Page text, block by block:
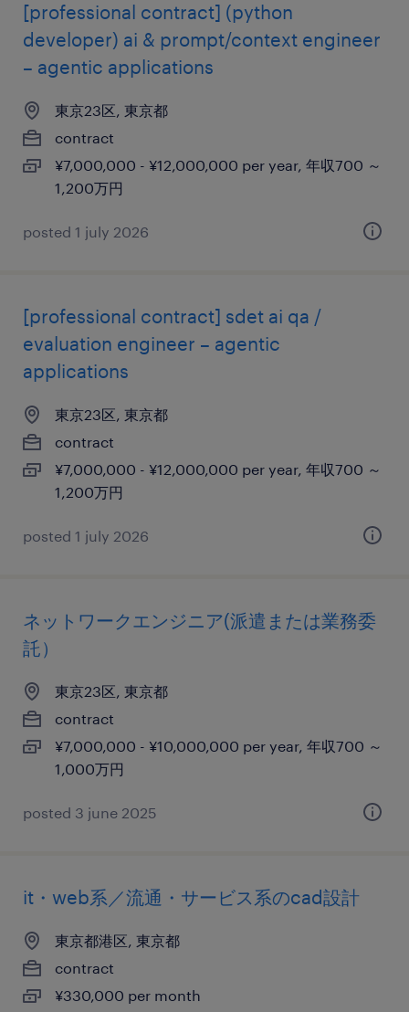
[professional contract] (python
developer) ai & prompt/context engineer
– agentic applications
東京23区, 東京都
contract
¥7,000,000 - ¥12,000,000 per year, 年収700 ～
1,200万円
posted 1 july 2026
[professional contract] sdet ai qa /
evaluation engineer – agentic
applications
東京23区, 東京都
contract
¥7,000,000 - ¥12,000,000 per year, 年収700 ～
1,200万円
posted 1 july 2026
ネットワークエンジニア(派遣または業務委
託）
東京23区, 東京都
contract
¥7,000,000 - ¥10,000,000 per year, 年収700 ～
1,000万円
posted 3 june 2025
it・web系／流通・サービス系のcad設計
東京都港区, 東京都
contract
¥330,000 per month